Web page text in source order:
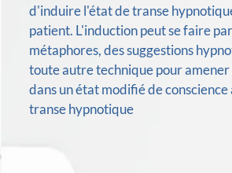
d'induire l'état de transe
patient. L'induction peut se faire
métaphores, des suggestions
toute autre technique pour
dans un état modifié de conscience
transe hypnotique